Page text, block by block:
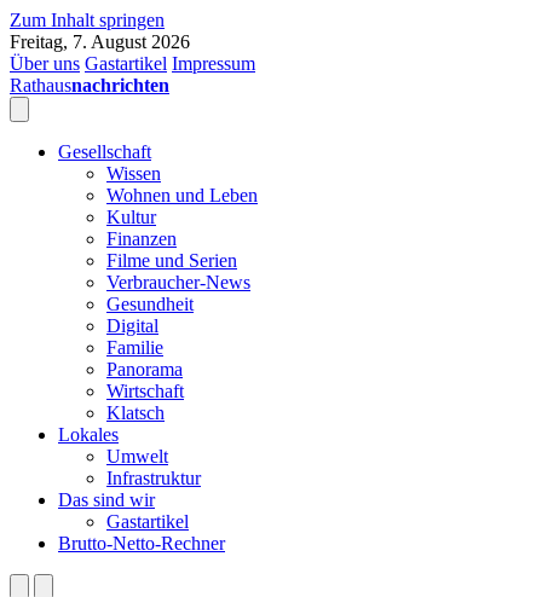
Zum Inhalt springen
Freitag, 7. August 2026
Über uns Gastartikel Impressum
Rathausnachrichten
Gesellschaft
Wissen
Wohnen und Leben
Kultur
Finanzen
Filme und Serien
Verbraucher-News
Gesundheit
Digital
Familie
Panorama
Wirtschaft
Klatsch
Lokales
Umwelt
Infrastruktur
Das sind wir
Gastartikel
Brutto-Netto-Rechner